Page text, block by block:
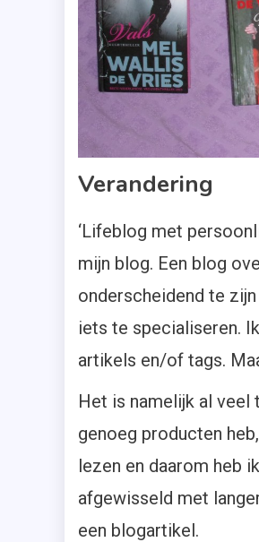
Verandering
‘Lifeblog met
mijn blog. Een blog
onderscheidend te
iets te specialiseren.
artikels en/of tags.
Het is namelijk al veel
genoeg producten
lezen en daarom heb
afgewisseld met
een blogartikel.